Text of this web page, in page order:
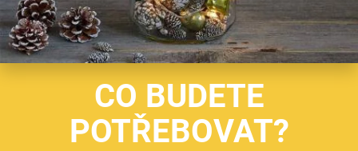
CO BUDETE
POTŘEBOVAT?